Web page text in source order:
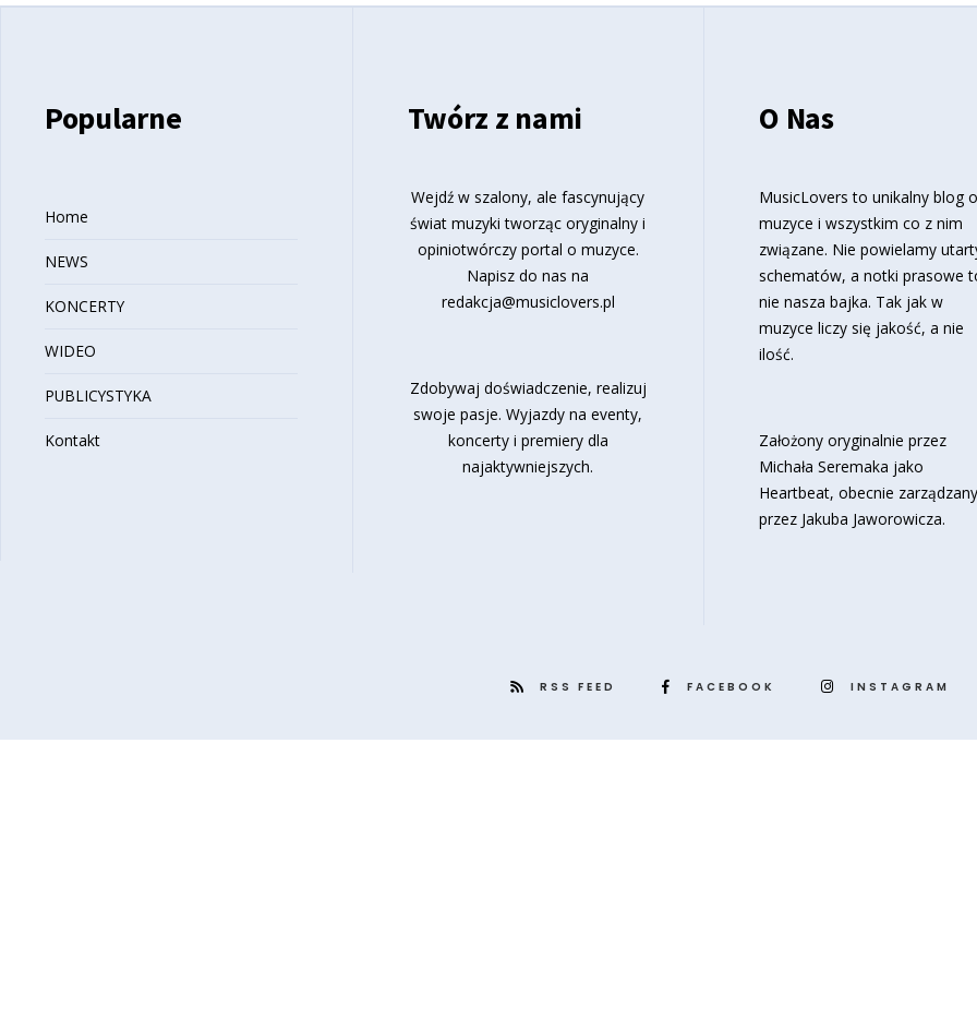
Popularne
Home
NEWS
KONCERTY
WIDEO
PUBLICYSTYKA
Kontakt
Twórz z nami
Wejdź w szalony, ale fascynujący
świat muzyki tworząc oryginalny i
opiniotwórczy portal o muzyce.
Napisz do nas na
redakcja@musiclovers.pl
Zdobywaj doświadczenie, realizuj
swoje pasje. Wyjazdy na eventy,
koncerty i premiery dla
najaktywniejszych.
O Nas
MusicLovers to unikalny blog o
muzyce i wszystkim co z nim
związane. Nie powielamy
schematów, a notki prasowe
nie nasza bajka. Tak jak w
muzyce liczy się jakość, a nie
ilość.
Założony oryginalnie przez
Michała Seremaka jako
Heartbeat, obecnie zarządzany
przez Jakuba Jaworowicza.
RSS FEED FACEBOOK INSTAGRAM